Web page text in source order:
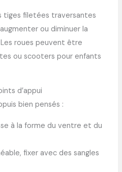
tiges filetées traversantes
ou diminuer la
roues peuvent être
ou scooters pour enfants
d’appui
bien pensés :
à la forme du ventre et du
fixer avec des sangles